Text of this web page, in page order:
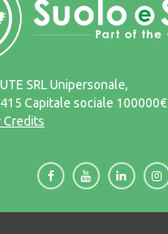
SRL Unipersonale,
Capitale sociale 100000€
Credits